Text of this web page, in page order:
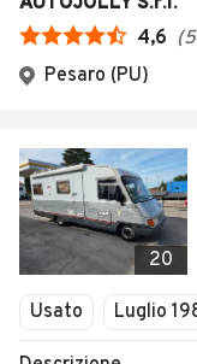
4,6 (
Pesaro (PU)
20
Usato Luglio